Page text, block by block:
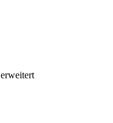
erweitert